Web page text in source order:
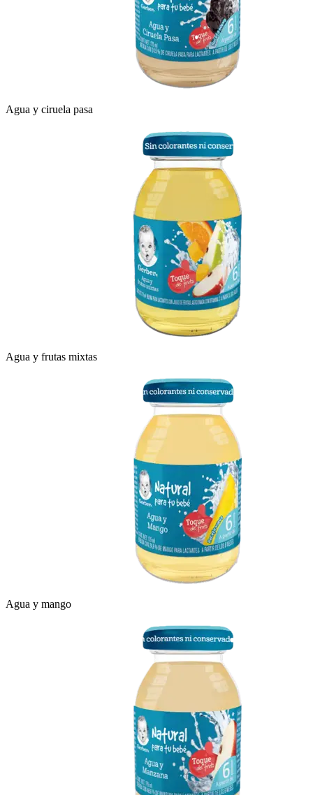
Agua y ciruela pasa
Agua y frutas mixtas
Agua y mango